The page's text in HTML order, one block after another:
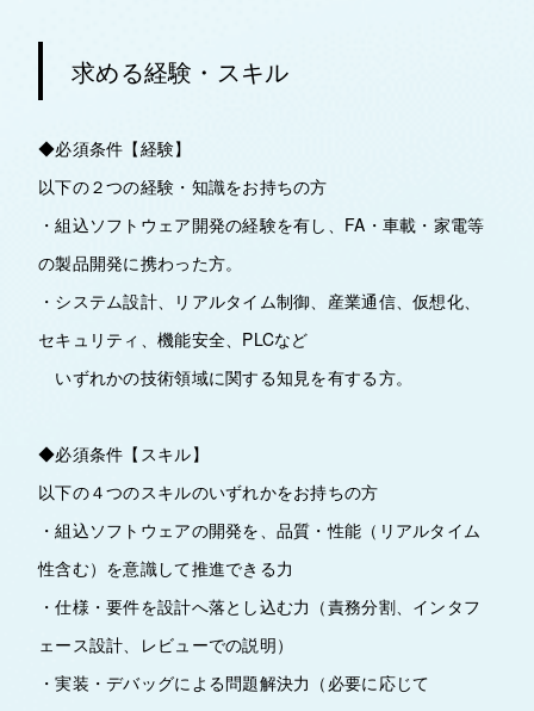
求める経験・スキル
◆必須条件【経験】
以下の２つの経験・知識をお持ちの方
・組込ソフトウェア開発の経験を有し、FA・車載・家電等
の製品開発に携わった方。
・システム設計、リアルタイム制御、産業通信、仮想化、
セキュリティ、機能安全、PLCなど
いずれかの技術領域に関する知見を有する方。
◆必須条件【スキル】
以下の４つのスキルのいずれかをお持ちの方
・組込ソフトウェアの開発を、品質・性能（リアルタイム
性含む）を意識して推進できる力
・仕様・要件を設計へ落とし込む力（責務分割、インタフ
ェース設計、レビューでの説明）
・実装・デバッグによる問題解決力（必要に応じて